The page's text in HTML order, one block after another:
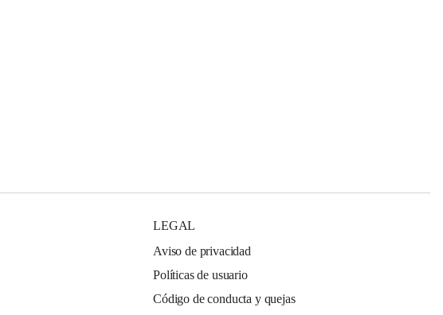
LEGAL
Aviso de privacidad
Políticas de usuario
Código de conducta y quejas